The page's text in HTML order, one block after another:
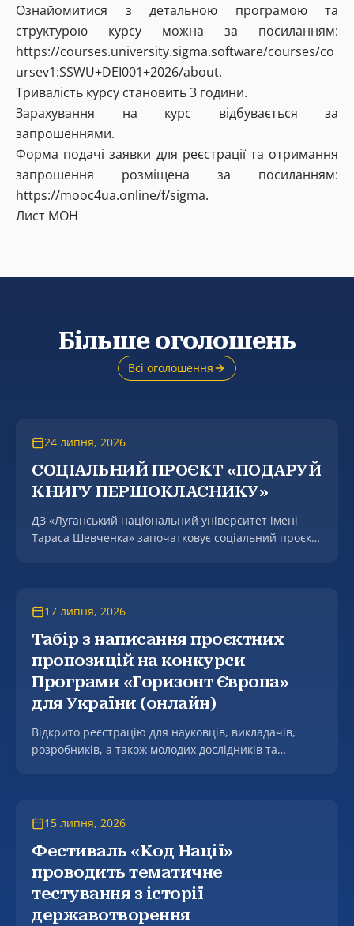
Ознайомитися з детальною програмою та
структурою курсу можна за посиланням:
https://courses.university.sigma.software/courses/co
ursev1:SSWU+DEI001+2026/about.
Тривалість курсу становить 3 години.
Зарахування на курс відбувається за
запрошеннями.
Форма подачі заявки для реєстрації та отримання
запрошення розміщена за посиланням:
https://mooc4ua.online/f/sigma.
Лист МОН
Більше оголошень
Всі оголошення
24 липня, 2026
СОЦІАЛЬНИЙ ПРОЄКТ «ПОДАРУЙ
КНИГУ ПЕРШОКЛАСНИКУ»
ДЗ «Луганський національний університет імені
Тараса Шевченка» започатковує соціальний проєкт
17 липня, 2026
Табір з написання проєктних
пропозицій на конкурси
Програми «Горизонт Європа»
для України (онлайн)
Відкрито реєстрацію для науковців, викладачів,
розробників, а також молодих дослідників та
Європа» для учасників з України (Horizon Europe
15 липня, 2026
Фестиваль «Код Нації»
проводить тематичне
тестування з історії
державотворення